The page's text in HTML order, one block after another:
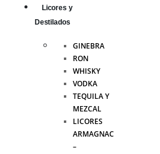
Licores y
Destilados
GINEBRA
RON
WHISKY
VODKA
TEQUILA Y
MEZCAL
LICORES
ARMAGNAC
–